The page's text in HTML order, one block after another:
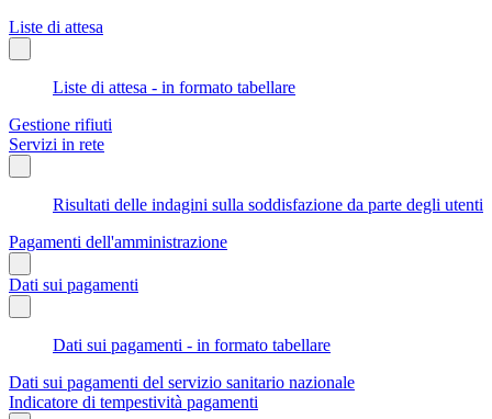
Liste di attesa
Liste di attesa - in formato tabellare
Gestione rifiuti
Servizi in rete
Risultati delle indagini sulla soddisfazione da parte degli utenti
Pagamenti dell'amministrazione
Dati sui pagamenti
Dati sui pagamenti - in formato tabellare
Dati sui pagamenti del servizio sanitario nazionale
Indicatore di tempestività pagamenti